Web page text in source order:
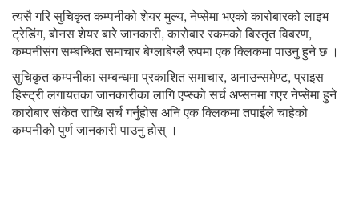
त्यसै गरि सुचिकृत कम्पनीको शेयर मुल्य, नेप्सेमा भएको कारोबारको लाइभ
ट्रेडिंग, बोनस शेयर बारे जानकारी, कारोबार रकमको बिस्तृत विबरण,
कम्पनीसंग सम्बन्धित समाचार बेग्लाबेग्लै रुपमा एक क्लिकमा पाउनु हुने छ ।
सुचिकृत कम्पनीका सम्बन्धमा प्रकाशित समाचार, अनाउन्समेण्ट, प्राइस
हिस्ट्री लगायतका जानकारीका लागि एप्स्को सर्च अप्सनमा गएर नेप्सेमा हुने
कारोबार संकेत राखि सर्च गर्नुहोस अनि एक क्लिकमा तपाईले चाहेको
कम्पनीको पुर्ण जानकारी पाउनु होस् ।